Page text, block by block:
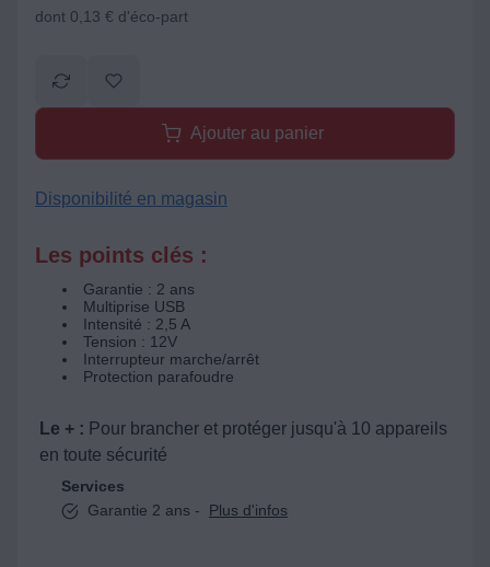
dont 0,13 € d'éco-part
Ajouter au panier
Disponibilité en magasin
Les points clés :
Garantie : 2 ans
Multiprise USB
Intensité : 2,5 A
Tension : 12V
Interrupteur marche/arrêt
Protection parafoudre
Le + : Pour brancher et protéger jusqu'à 10 appareils
en toute sécurité
Services
Garantie 2 ans -
Plus d'infos